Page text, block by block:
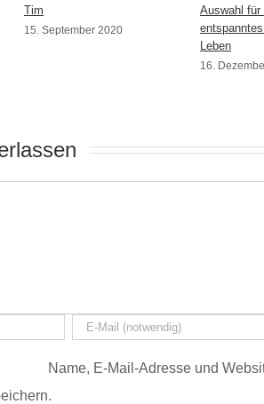
Tim
15. September 2020
Auswahl für
Leben
16.
Name, E-Mail-Adresse und